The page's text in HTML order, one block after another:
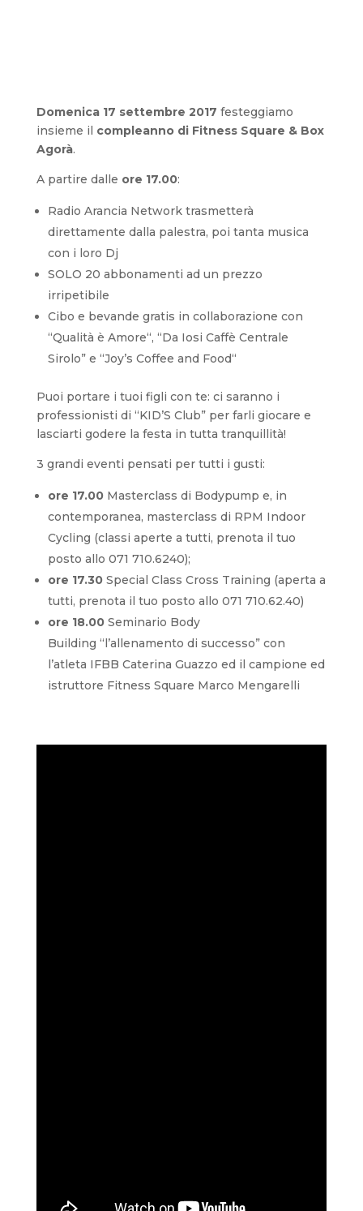
Domenica 17 settembre 2017 festeggiamo
insieme il compleanno di Fitness Square & Box
Agorà.
A partire dalle ore 17.00:
Radio Arancia Network trasmetterà
direttamente dalla palestra, poi tanta musica
con i loro Dj
SOLO 20 abbonamenti ad un prezzo
irripetibile
Cibo e bevande gratis in collaborazione con
“Qualità è Amore“, “Da Iosi Caffè Centrale
Sirolo” e “Joy’s Coffee and Food“
Puoi portare i tuoi figli con te: ci saranno i
professionisti di “KID’S Club” per farli giocare e
lasciarti godere la festa in tutta tranquillità!
3 grandi eventi pensati per tutti i gusti:
ore 17.00Masterclass di Bodypump e, in
contemporanea, masterclass di RPM Indoor
Cycling (classi aperte a tutti, prenota il tuo
posto allo 071 710.6240);
ore 17.30Special Class Cross Training (aperta a
tutti, prenota il tuo posto allo 071 710.62.40)
ore 18.00Seminario Body
Building “l’allenamento di successo” con
l’atleta IFBB Caterina Guazzo ed il campione ed
istruttore Fitness Square Marco Mengarelli